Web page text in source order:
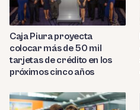
Caja Piura proyecta
colocar más de 50 mil
tarjetas de crédito en los
próximos cinco años